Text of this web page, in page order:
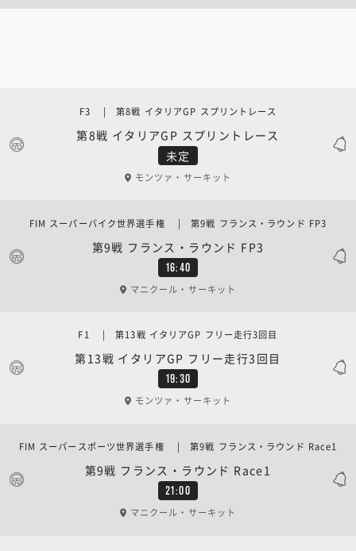
未定
第8戦 イタリアGP スプリントレース
F3 | 第8戦 イタリアGP スプリントレース
モンツァ・サーキット
16:40
第9戦 フランス・ラウンド FP3
FIM スーパーバイク世界選手権 | 第9戦 フランス・ラウンド FP3
マニクール・サーキット
19:30
第13戦 イタリアGP フリー走行3回目
F1 | 第13戦 イタリアGP フリー走行3回目
モンツァ・サーキット
21:00
第9戦 フランス・ラウンド Race1
FIM スーパースポーツ世界選手権 | 第9戦 フランス・ラウンド Race1
マニクール・サーキット